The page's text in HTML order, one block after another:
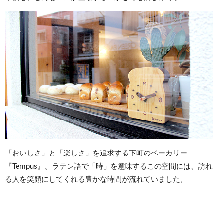
「おいしさ」と「楽しさ」を追求する下町のベーカリー
『Tempus』。ラテン語で「時」を意味するこの空間には、訪れ
る人を笑顔にしてくれる豊かな時間が流れていました。